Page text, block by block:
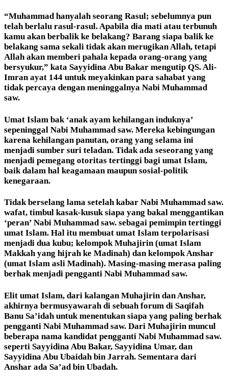
“Muhammad hanyalah seorang Rasul; sebelumnya pun
telah berlalu rasul-rasul. Apabila dia mati atau terbunuh
kamu akan berbalik ke belakang? Barang siapa balik ke
belakang sama sekali tidak akan merugikan Allah, tetapi
Allah akan memberi pahala kepada orang-orang yang
bersyukur,” kata Sayyidina Abu Bakar mengutip QS. Ali-
Imran ayat 144 untuk meyakinkan para sahabat yang
tidak percaya dengan meninggalnya Nabi Muhammad
saw.
Umat Islam bak ‘anak ayam kehilangan induknya’
sepeninggal Nabi Muhammad saw. Mereka kebingungan
karena kehilangan panutan, orang yang selama ini
menjadi sumber suri teladan. Tidak ada seseorang yang
menjadi pemegang otoritas tertinggi bagi umat Islam,
baik dalam hal keagamaan maupun sosial-politik
kenegaraan.
Tidak berselang lama setelah kabar Nabi Muhammad saw.
wafat, timbul kasak-kusuk siapa yang bakal menggantikan
‘peran’ Nabi Muhammad saw. sebagai pemimpin tertinggi
umat Islam. Hal itu membuat umat Islam terpolarisasi
menjadi dua kubu; kelompok Muhajirin (umat Islam
Makkah yang hijrah ke Madinah) dan kelompok Anshar
(umat Islam asli Madinah). Masing-masing merasa paling
berhak menjadi pengganti Nabi Muhammad saw.
Elit umat Islam, dari kalangan Muhajirin dan Anshar,
akhirnya bermusyawarah di sebuah forum di Saqifah
Banu Sa’idah untuk menentukan siapa yang paling berhak
pengganti Nabi Muhammad saw. Dari Muhajirin muncul
beberapa nama kandidat pengganti Nabi Muhammad saw.
seperti Sayyidina Abu Bakar, Sayyidina Umar, dan
Sayyidina Abu Ubaidah bin Jarrah. Sementara dari
Anshar ada Sa’ad bin Ubadah.